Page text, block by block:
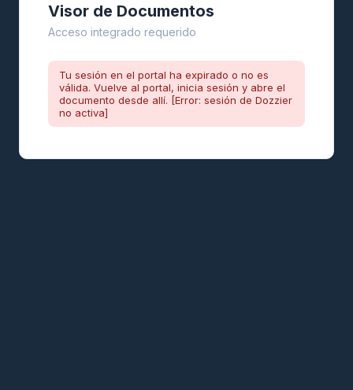
Visor de Documentos
Acceso integrado requerido
Tu sesión en el portal ha expirado o no es
válida. Vuelve al portal, inicia sesión y abre el
documento desde allí. [Error: sesión de Dozzier
no activa]